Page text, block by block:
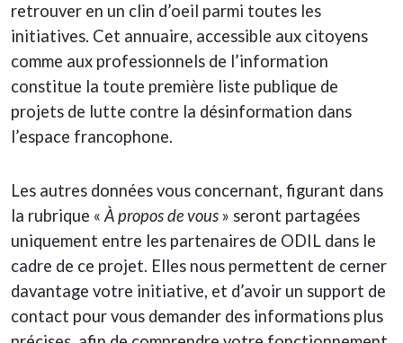
retrouver en un clin d’oeil parmi toutes les
initiatives. Cet annuaire, accessible aux citoyens
comme aux professionnels de l’information
constitue la toute première liste publique de
projets de lutte contre la désinformation dans
l’espace francophone.
Les autres données vous concernant, figurant dans
la rubrique « À propos de vous » seront partagées
uniquement entre les partenaires de ODIL dans le
cadre de ce projet. Elles nous permettent de cerner
davantage votre initiative, et d’avoir un support de
contact pour vous demander des informations plus